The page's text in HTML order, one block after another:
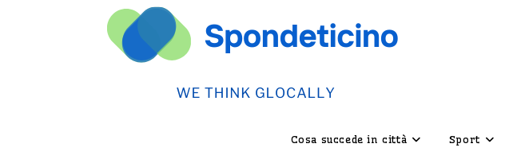
Cosa succede in città Sport